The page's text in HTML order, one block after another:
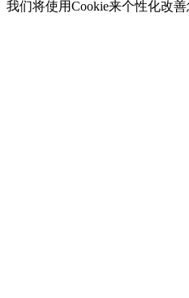
我们将使用Cookie来个性化改